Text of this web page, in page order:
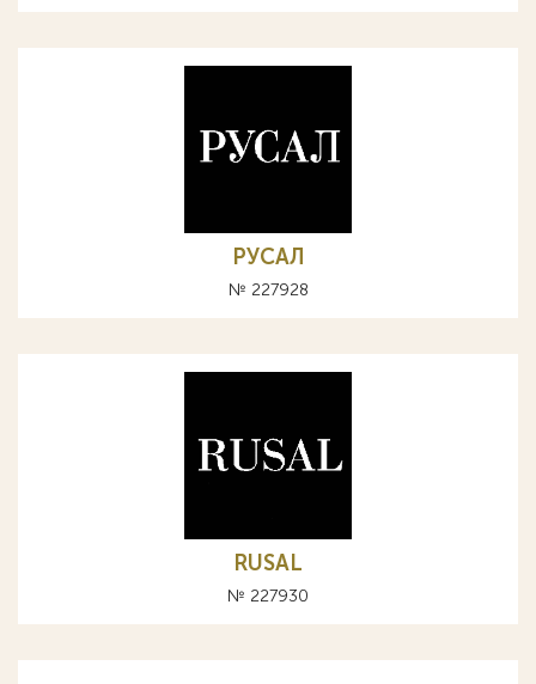
РУСАЛ
№ 227928
RUSAL
№ 227930